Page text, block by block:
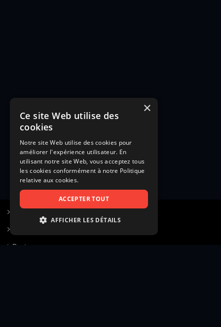
Poster une annonce
×
Ce site Web utilise des
cookies
Notre site Web utilise des cookies pour
améliorer l'expérience utilisateur. En
utilisant notre site Web, vous acceptez tous
les cookies conformément à notre Politique
relative aux cookies.
ACCEPTER TOUT
AFFICHER LES DÉTAILS